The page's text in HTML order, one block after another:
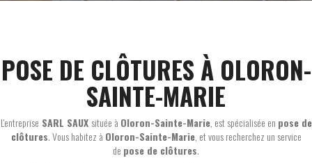
POSE DE CLÔTURES À OLORON-
SAINTE-MARIE
L'entreprise SARL SAUX située à Oloron-Sainte-Marie, est spécialisée en pose de
clôtures. Vous habitez à Oloron-Sainte-Marie, et vous recherchez un service
de pose de clôtures.